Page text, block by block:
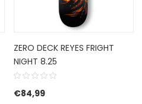
ZERO DECK REYES FRIGHT
NIGHT 8.25
€84,99